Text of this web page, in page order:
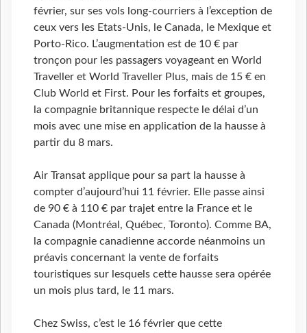
février, sur ses vols long-courriers à l’exception de
ceux vers les Etats-Unis, le Canada, le Mexique et
Porto-Rico. L’augmentation est de 10 € par
tronçon pour les passagers voyageant en World
Traveller et World Traveller Plus, mais de 15 € en
Club World et First. Pour les forfaits et groupes,
la compagnie britannique respecte le délai d’un
mois avec une mise en application de la hausse à
partir du 8 mars.
Air Transat applique pour sa part la hausse à
compter d’aujourd’hui 11 février. Elle passe ainsi
de 90 € à 110 € par trajet entre la France et le
Canada (Montréal, Québec, Toronto). Comme BA,
la compagnie canadienne accorde néanmoins un
préavis concernant la vente de forfaits
touristiques sur lesquels cette hausse sera opérée
un mois plus tard, le 11 mars.
Chez Swiss, c’est le 16 février que cette